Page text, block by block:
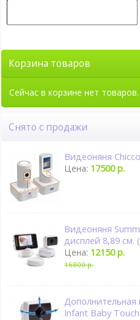
Корзина товаров
Сейчас в корзине нет товаров.
Снято с продажи
Видеоняня
Цена: 17500 р.
Видеоняня
дисплей 8,89
Цена: 12150 р.
16800 р.
Дополнительная
Infant Baby